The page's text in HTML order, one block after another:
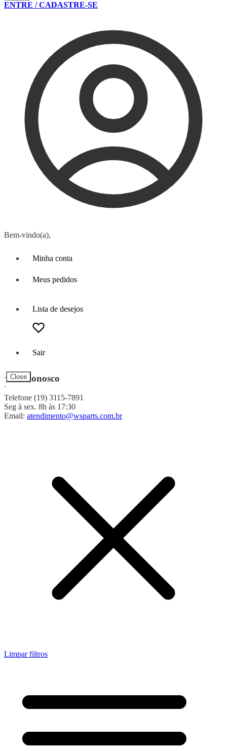
ENTRE / CADASTRE-SE
Bem-vindo(a),
Minha conta
Meus pedidos
Lista de desejos
Sair
Close
Fale Conosco
Telefone (19) 3115-7891
Seg à sex. 8h às 17:30
Email: atendimento@wsparts.com.br
Limpar filtros